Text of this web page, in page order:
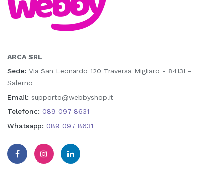
ARCA SRL
Sede: Via San Leonardo 120 Traversa Migliaro - 84131 -
Salerno
Email: supporto@webbyshop.it
Telefono: 089 097 8631
Whatsapp: 089 097 8631